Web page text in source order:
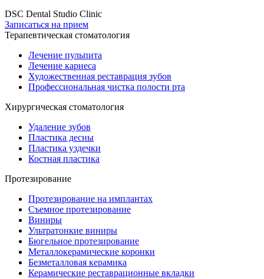
DSC Dental Studio Clinic
Записаться на прием
Терапевтическая стоматология
Лечение пульпита
Лечение кариеса
Художественная реставрация зубов
Профессиональная чистка полости рта
Хирургическая стоматология
Удаление зубов
Пластика десны
Пластика уздечки
Костная пластика
Протезирование
Протезирование на имплантах
Съемное протезирование
Виниры
Ультратонкие виниры
Бюгельное протезирование
Металлокерамические коронки
Безметалловая керамика
Керамические реставрационные вкладки